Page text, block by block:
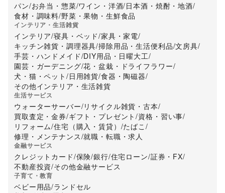
パン/お弁当・惣菜/ワイン・洋酒/日本酒・焼酎・地酒/
食材・調味料/野菜・果物・生鮮食品
インテリア・生活雑貨
インテリア/寝具・ベッド/家具・家電/
キッチン雑貨・調理器具/掃除用品・生活便利品/文房具/
手芸・ハンドメイド/DIY用品・日曜大工/
園芸・ガーデニング/花・盆栽・ドライフラワー/
犬・猫・ペット /日用雑貨/食器・陶磁器/
その他インテリア・生活雑貨
生活サービス
ウォーターサーバー/リサイクル雑貨・古本/
買取査定・金券/ギフト・プレゼント/資格・習い事/
リフォーム/住宅（購入・賃貸） /たばこ /
修理・メンテナンス/就職・転職・求人
金融サービス
クレジットカード/保険/銀行/住宅ローン/証券・FX/
不動産投資/その他金融サービス
子育て・教育
ベビー用品/ランドセル